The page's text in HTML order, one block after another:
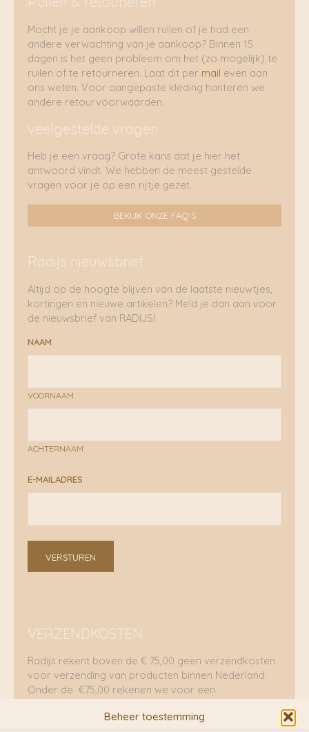
Beheer toestemming
Mocht je je aankoop willen ruilen of je had een
andere verwachting van je aankoop? Binnen 15
dagen is het geen probleem om het (zo mogelijk) te
ruilen of te retourneren. Laat dit per mail even aan
ons weten. Voor aangepaste kleding hanteren we
andere retourvoorwaarden.
veelgestelde vragen
Heb je een vraag? Grote kans dat je hier het
antwoord vindt. We hebben de meest gestelde
vragen voor je op een rijtje gezet.
BEKIJK ONZE FAQ'S
Radijs nieuwsbrief
Altijd op de hoogte blijven van de laatste nieuwtjes,
kortingen en nieuwe artikelen? Meld je dan aan voor
de nieuwsbrief van RADIJS!
NAAM
VOORNAAM
ACHTERNAAM
E-MAILADRES
VERSTUREN
VERZENDKOSTEN
Radijs rekent boven de € 75,00 geen verzendkosten
voor verzending van producten binnen Nederland.
Onder de €75,00 rekenen we voor een